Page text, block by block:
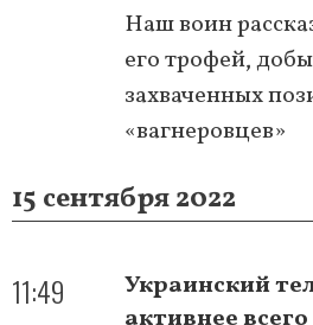
Наш воин
его трофей,
захваченных
«вагнеровцев»
15 сентября 2022
11:49
Украинский